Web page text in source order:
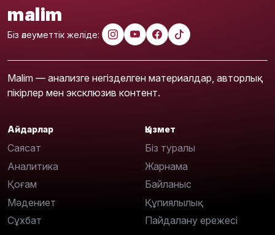
malim
Біз әлеуметтік желіде:
Malim — анализге негізделген материалдар, авторлық
пікірлер мен эксклюзив контент.
Айдарлар
Саясат
Аналитика
Қоғам
Мәдениет
Сұхбат
Қызмет
Біз туралы
Жарнама
Байланыс
Құпиялылық
Пайдалану ережесі